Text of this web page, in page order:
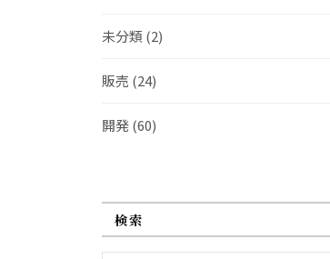
未分類 (2)
販売 (24)
開発(60)
検索